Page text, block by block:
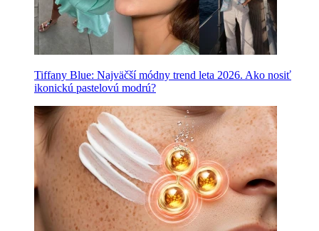
Tiffany Blue: Najväčší módny trend leta 2026. Ako nosiť
ikonickú pastelovú modrú?